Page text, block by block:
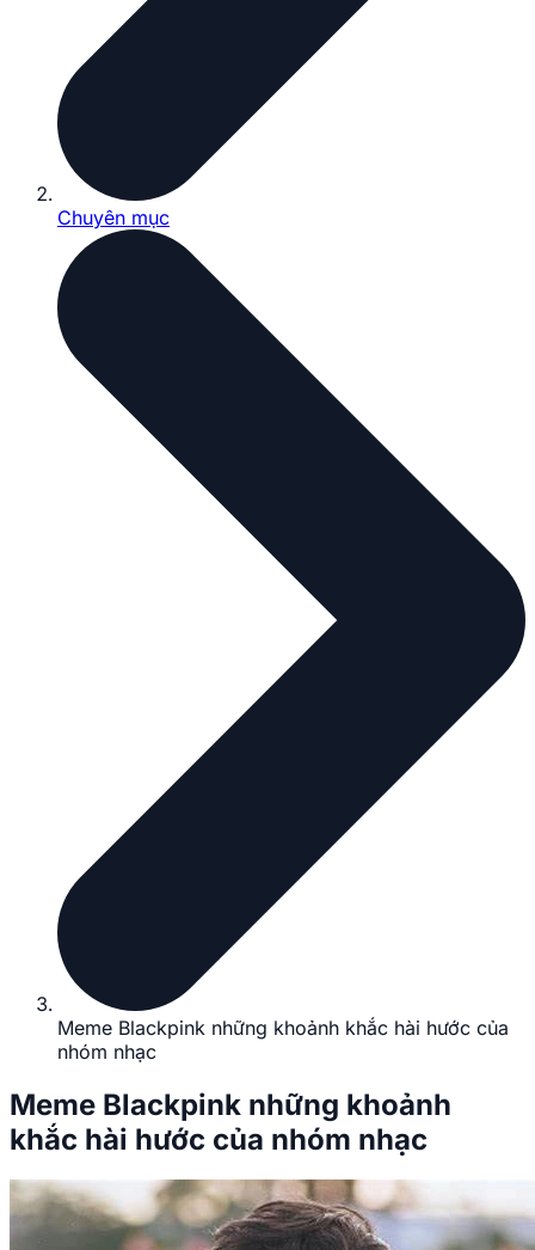
Chuyên mục
Meme Blackpink những khoảnh khắc hài hước của
nhóm nhạc
Meme Blackpink những khoảnh
khắc hài hước của nhóm nhạc